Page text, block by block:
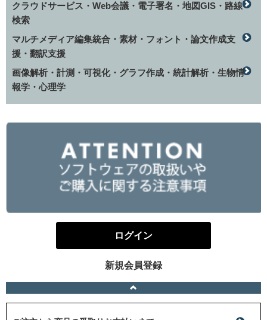
クラウドサービス・Web会議・電子署名・地図GIS・路線
検索
マルチメディア編集統合・素材・フォント・論文作成支
援・翻訳支援
画像解析・計測・可視化・グラフ作成・統計解析・生物情
報学・心理学
ログイン
新規会員登録